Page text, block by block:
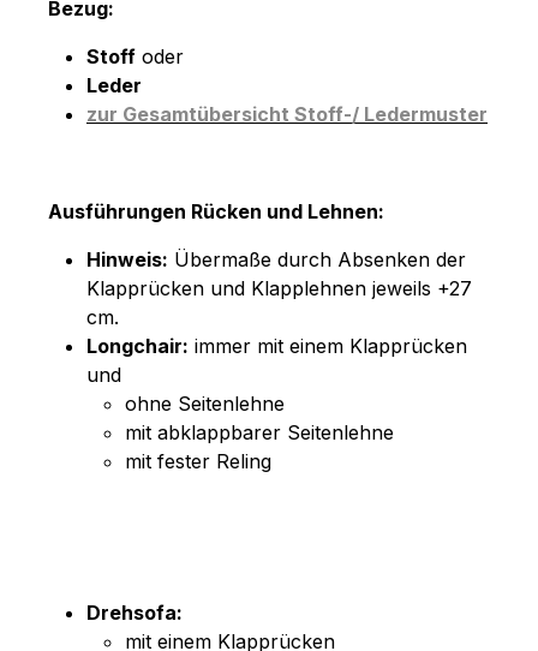
Bezug:
Stoff oder
Leder
zur Gesamtübersicht Stoff-/ Ledermuster
Ausführungen Rücken und Lehnen:
Hinweis: Übermaße durch Absenken der
Klapprücken und Klapplehnen jeweils +27
cm.
Longchair: immer mit einem Klapprücken
und
ohne Seitenlehne
mit abklappbarer Seitenlehne
mit fester Reling
Drehsofa:
mit einem Klapprücken